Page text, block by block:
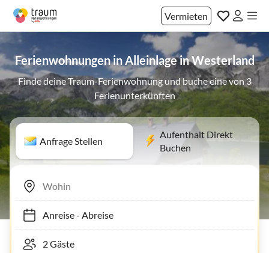
Vermieten
Ferienwohnungen in Alleinlage in Westerland
Finde deine Traum-Ferienwohnung und buche eine von 3
Ferienunterkünften
Anfrage Stellen
Aufenthalt Direkt
Buchen
Anreise- Abreise